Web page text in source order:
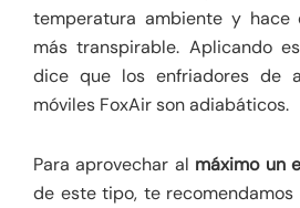
temperatura ambiente y hace
más transpirable. Aplicando
dice que los enfriadores de
móviles FoxAir son adiabáticos.
Para aprovechar al máximo un
de este tipo, te recomendamos